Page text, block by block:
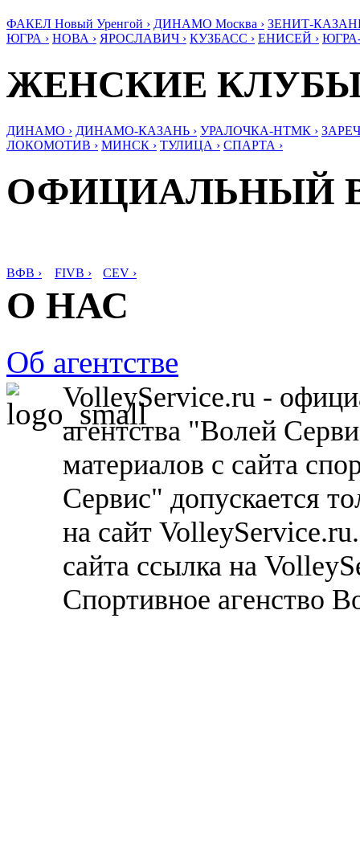
ФАКЕЛ Новый Уренгой › ДИНАМО Москва › ЗЕНИТ-
ЮГРА › НОВА › ЯРОСЛАВИЧ › КУЗБАСС › ЕНИСЕЙ ›
ЖЕНСКИЕ
ДИНАМО › ДИНАМО-КАЗАНЬ › УРАЛОЧКА-НТМК ›
ЛОКОМОТИВ › МИНСК › ТУЛИЦА › СПАРТА ›
ОФИЦИАЛЬНЫЙ
ВФВ › FIVB › CEV ›
О НАС
Об агентстве
VolleyService.ru -
агентства "Волей
материалов с сайта
Сервис" допускается
на сайт
сайта ссылка на
Спортивное агенство